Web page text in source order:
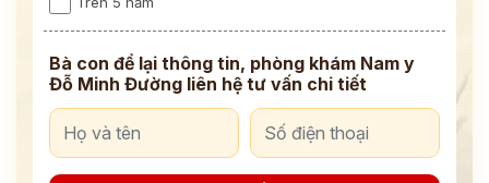
Bà con để lại thông tin, phòng khám Nam y
Đỗ Minh Đường liên hệ tư vấn chi tiết